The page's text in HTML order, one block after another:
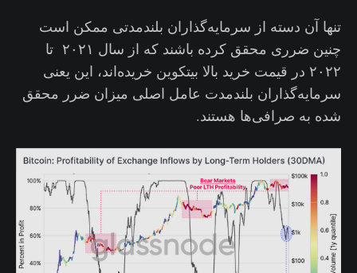
تنها آن دسته از سرمایه‌گذاران بلندمدتی ممکن است
چنین ضرری محقق کرده باشند که از سال ۲۰۲۱ تا
۲۰۲۲ در قیمت خرید بالا بیتکوین خریده‌اند، این یعنی
سرمایه‌گذاران بلندمدت عامل اصلی میزان ضرر محقق
شده به صرافی‌ها هستند.